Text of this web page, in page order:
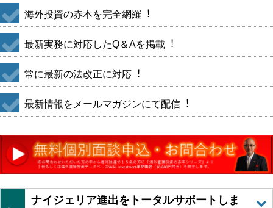
海外投資の赤本を完全網羅︕
最新実務に対応したQ＆Aを掲載︕
常に最新の法改正に対応︕
最新情報をメールマガジンにて配信︕
ナイジェリア進出をトータルサポートしま